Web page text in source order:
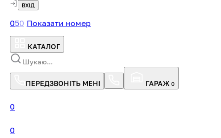
ВХІД
050 Показати номер
КАТАЛОГ
ПЕРЕДЗВОНІТЬ МЕНІ ГАРАЖ 0
0
0